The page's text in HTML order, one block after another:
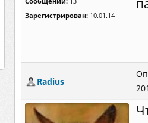
Зарегистрирован: 10.01.14
Radius